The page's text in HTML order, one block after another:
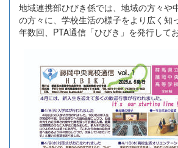
地域連携部ひびき係では、地域の方々や
の方々に、学校生活の様子をより広く知
年数回、PTA通信「ひびき」を発行してお